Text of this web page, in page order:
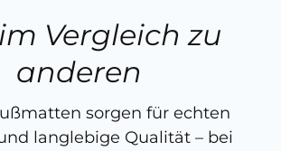
Vergleich zu
anderen
sorgen für echten
langlebige Qualität – bei